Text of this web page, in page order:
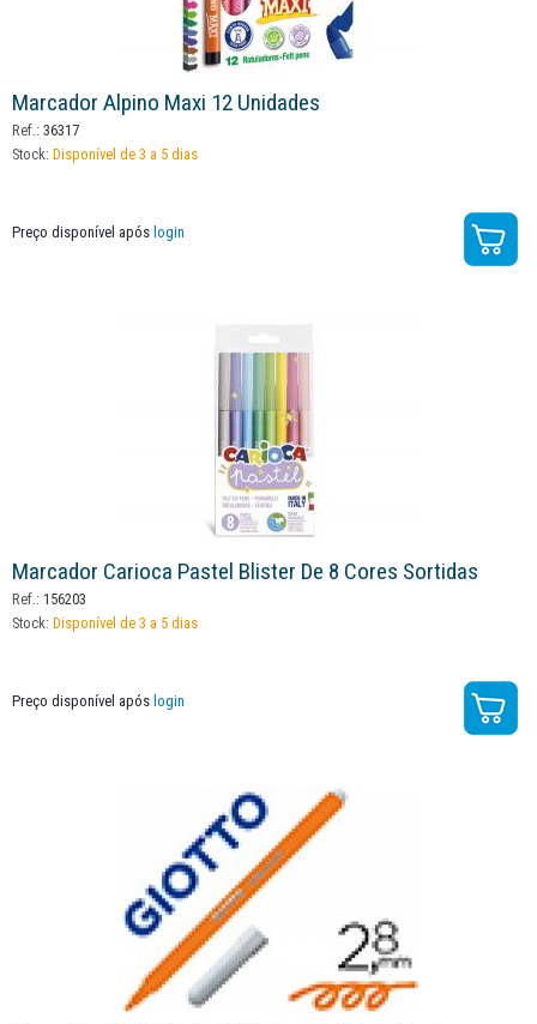
Marcador Alpino Maxi 12 Unidades
Ref.: 36317
Stock: Disponível de 3 a 5 dias
Preço disponível após login
Marcador Carioca Pastel Blister De 8 Cores Sortidas
Ref.: 156203
Stock: Disponível de 3 a 5 dias
Preço disponível após login